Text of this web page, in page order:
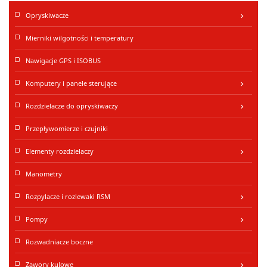
Opryskiwacze keyboard_arrow_right
Mierniki wilgotności i temperatury
Nawigacje GPS i ISOBUS
Komputery i panele sterujące keyboard_arrow_right
Rozdzielacze do opryskiwaczy keyboard_arrow_right
Przepływomierze i czujniki
Elementy rozdzielaczy keyboard_arrow_right
Manometry
Rozpylacze i rozlewaki RSM keyboard_arrow_right
Pompy keyboard_arrow_right
Rozwadniacze boczne
Zawory kulowe keyboard_arrow_right